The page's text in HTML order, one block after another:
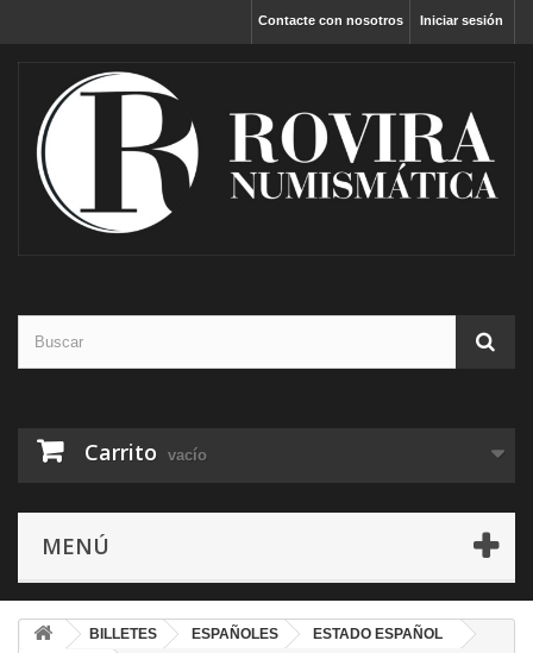
Iniciar sesión
Contacte con nosotros
Carrito vacío
MENÚ
BILLETES ESPAÑOLES
ESTADO ESPAÑOL